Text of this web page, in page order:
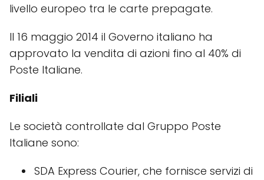
livello europeo tra le carte prepagate.
Il 16 maggio 2014 il Governo italiano ha
approvato la vendita di azioni fino al 40% di
Poste Italiane.
Filiali
Le società controllate dal Gruppo Poste
Italiane sono:
SDA Express Courier, che fornisce servizi di